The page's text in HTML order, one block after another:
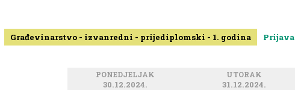
Građevinarstvo - izvanredni - prijediplomski - 1. godina Prijava
PONEDJELJAK
30.12.2024.
UTORAK
31.12.2024.